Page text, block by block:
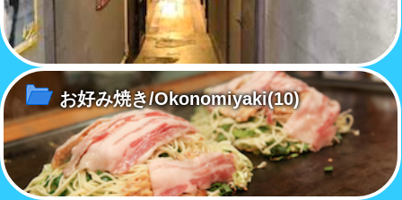
お好み焼き/Okonomiyaki(10)